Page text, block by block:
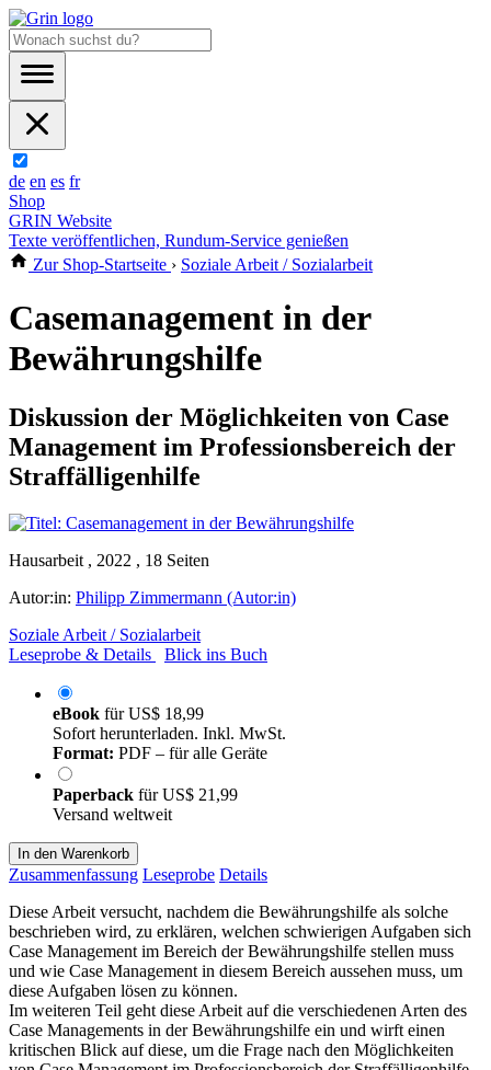
de en es fr
Shop
GRIN Website
Texte veröffentlichen, Rundum-Service genießen
Zur Shop-Startseite › Soziale Arbeit / Sozialarbeit
Casemanagement in der
Bewährungshilfe
Diskussion der Möglichkeiten von Case
Management im Professionsbereich der
Straffälligenhilfe
Hausarbeit , 2022 , 18 Seiten
Autor:in: Philipp Zimmermann (Autor:in)
Soziale Arbeit / Sozialarbeit
Leseprobe & Details
Blick ins Buch
eBook fürUS$ 18,99
Sofort herunterladen. Inkl. MwSt.
Format: PDF – für alle Geräte
Paperback fürUS$ 21,99
Versand weltweit
In den Warenkorb
Zusammenfassung Leseprobe Details
Diese Arbeit versucht, nachdem die Bewährungshilfe als solche
beschrieben wird, zu erklären, welchen schwierigen Aufgaben sich
Case Management im Bereich der Bewährungshilfe stellen muss
und wie Case Management in diesem Bereich aussehen muss, um
diese Aufgaben lösen zu können.
Im weiteren Teil geht diese Arbeit auf die verschiedenen Arten des
Case Managements in der Bewährungshilfe ein und wirft einen
kritischen Blick auf diese, um die Frage nach den Möglichkeiten